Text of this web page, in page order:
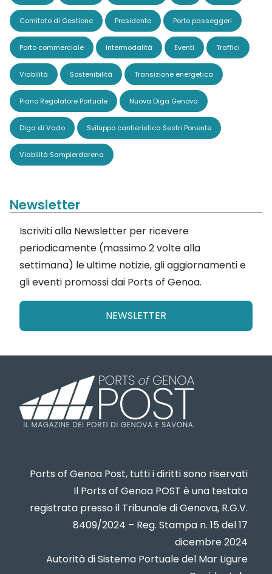
Comitato di Gestione Presidente Porto passeggeri
Porto commerciale Intermodalità Eventi Traffici
Viabilità Sostenibilità Transizione energetica
Piano Regolatore Portuale Nuova Diga Genova
Diga di Vado Sviluppo cantieristica Sestri Ponente
Viabilità Sampierdarena
Newsletter
Iscriviti alla Newsletter per ricevere
periodicamente (massimo 2 volte alla
settimana) le ultime notizie, gli aggiornamenti e
gli eventi promossi dai Ports of Genoa.
NEWSLETTER
Ports of Genoa Post, tutti i diritti sono riservati
Il Ports of Genoa POST è una testata
registrata presso il Tribunale di Genova, R.G.V.
8409/2024 – Reg. Stampa n. 15 del 17
dicembre 2024
Autorità di Sistema Portuale del Mar Ligure